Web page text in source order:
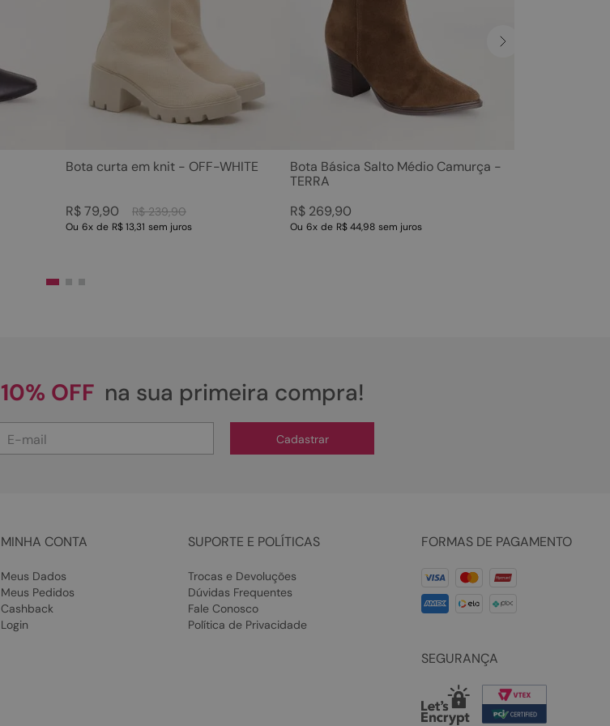
Bota curta em knit - OFF-WHITE
R$ 239,90
R$79,90
Ou 6x de R$ 13,31 sem juros
Bota Básica Salto Médio Camurça -
TERRA
R$ 269,90
Ou 6x de R$ 44,98 sem juros
10% OFF na sua primeira compra!
Cadastrar
MINHA CONTA
Meus Dados
Meus Pedidos
Cashback
Login
SUPORTE E POLÍTICAS
Trocas e Devoluções
Dúvidas Frequentes
Fale Conosco
Política de Privacidade
FORMAS DE PAGAMENTO
SEGURANÇA